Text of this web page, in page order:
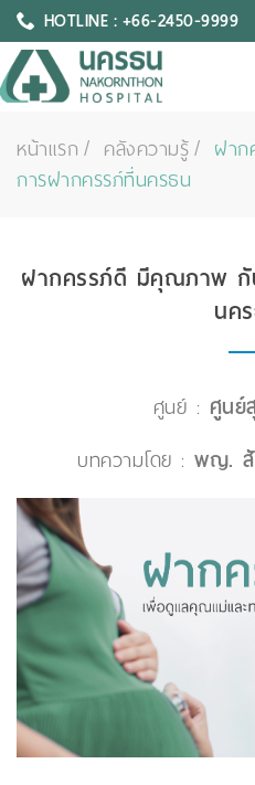
HOTLINE : +66-2450-9999
หน้าแรก คลังความรู้
ฝา
การฝากครรภ์ที่นครธน
ฝากครรภ์ดี มีคุณภาพ กั
นค
ศูนย์ : ศูนย์
บทความโดย : พญ. สั